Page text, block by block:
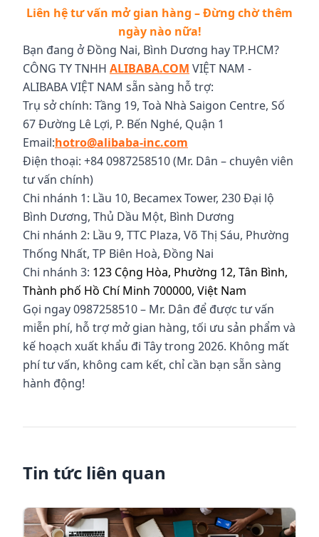
Liên hệ tư vấn mở gian hàng – Đừng chờ thêm
ngày nào nữa!
Bạn đang ở Đồng Nai, Bình Dương hay TP.HCM?
CÔNG TY TNHH ALIBABA.COM VIỆT NAM -
ALIBABA VIỆT NAM sẵn sàng hỗ trợ:
Trụ sở chính: Tầng 19, Toà Nhà Saigon Centre, Số
67 Đường Lê Lợi, P. Bến Nghé, Quận 1
Email:hotro@alibaba-inc.com
Điện thoại: +84 0987258510 (Mr. Dân – chuyên viên
tư vấn chính)
Chi nhánh 1: Lầu 10, Becamex Tower, 230 Đại lộ
Bình Dương, Thủ Dầu Một, Bình Dương
Chi nhánh 2: Lầu 9, TTC Plaza, Võ Thị Sáu, Phường
Thống Nhất, TP Biên Hoà, Đồng Nai
Chi nhánh 3: 123 Cộng Hòa, Phường 12, Tân Bình,
Thành phố Hồ Chí Minh 700000, Việt Nam
Gọi ngay 0987258510 – Mr. Dân để được tư vấn
miễn phí, hỗ trợ mở gian hàng, tối ưu sản phẩm và
kế hoạch xuất khẩu đi Tây trong 2026. Không mất
phí tư vấn, không cam kết, chỉ cần bạn sẵn sàng
hành động!
Tin tức liên quan